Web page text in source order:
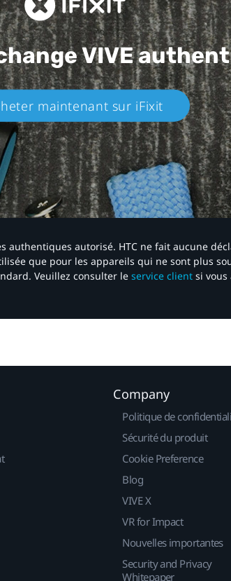
VIVE
maintenant sur iFixit​
autorisé. HTC ne fait aucune
que pour les appareils qui ne sont plus
Veuillez consulter le service client si vous
Company
Politique de
Sécurité du produit
Cookie Preference
Blog
VIVE X
VR for Impact
Nouvelles importantes
Security and Privacy
Whitepaper